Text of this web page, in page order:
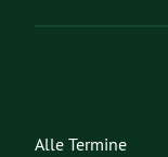
Alle Termine